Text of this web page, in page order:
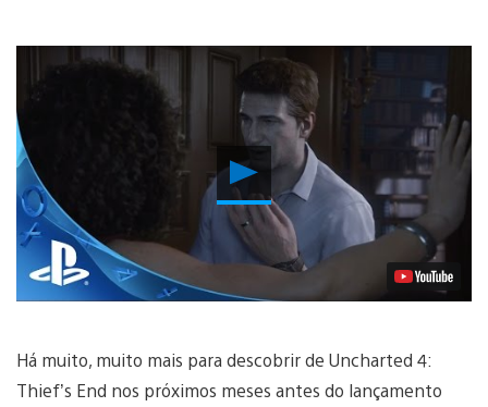
Reproduzir
Vídeo
Há muito, muito mais para descobrir de Uncharted 4:
Thief’s End nos próximos meses antes do lançamento